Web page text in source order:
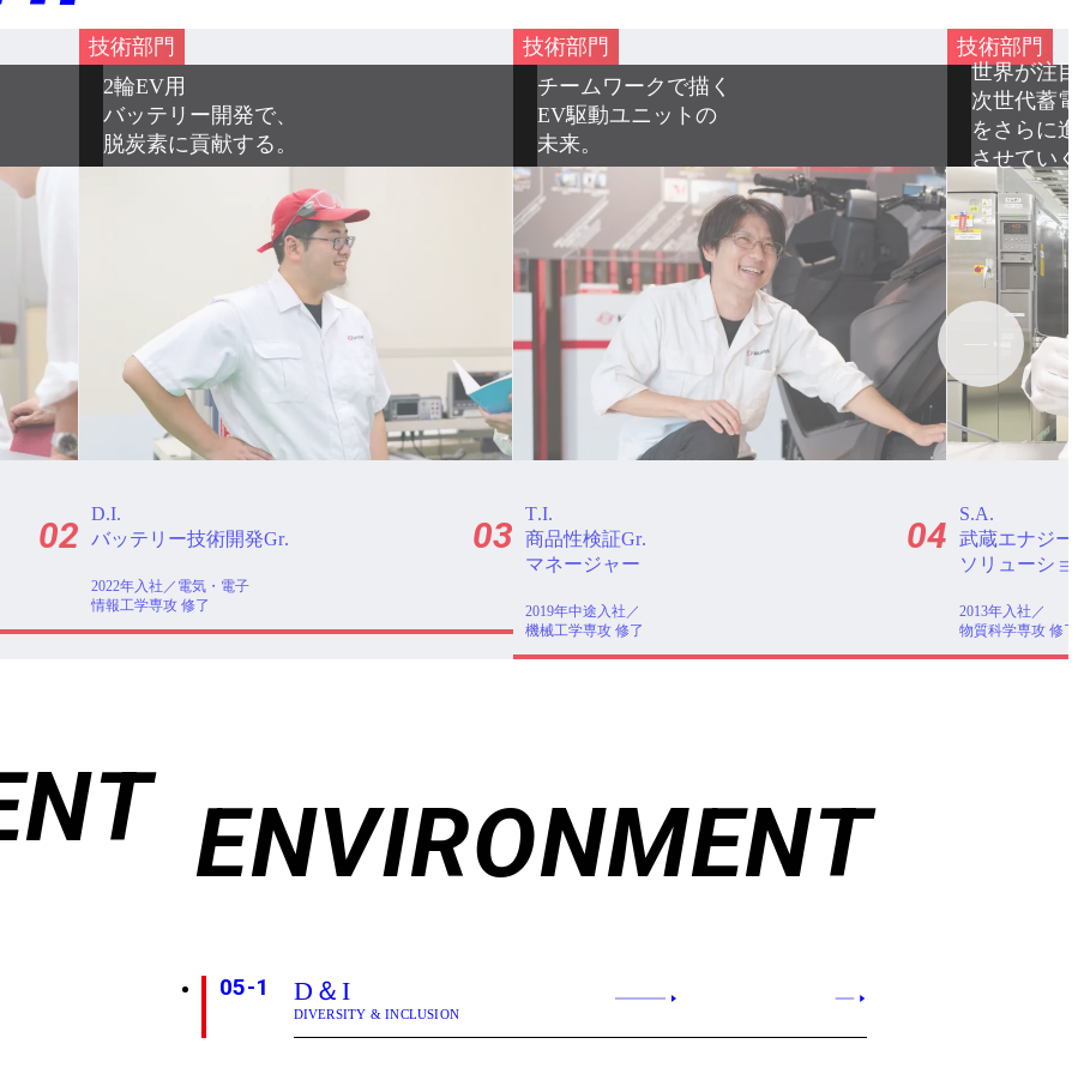
03
技術部門
チームワークで描く
EV駆動ユニットの
未来。
T.I.
商品性検証Gr.
2019年中途入社／
機械工学専攻 修了
04
技術部門
世界が注目する
次世代蓄電デバイス
をさらに進化
させていく。
S.A.
武蔵エナジー
ソリューション（株）
2013年入社／
物質科学専攻 修了
05
技術部門
AI技術で
ものづく
再定義す
R.M.
Musashi AI（
情報・知能工学専
ENVIRONMENT
05-1 D＆I
DIVERSITY & INCLUSION